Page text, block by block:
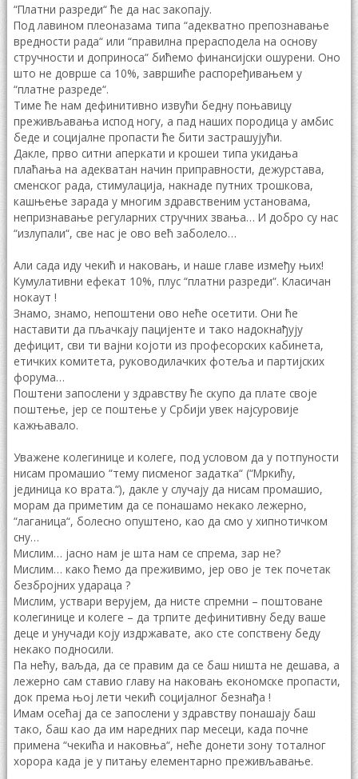
“Платни разреди“ ће да нас закопају.
Под лавином плеоназама типа “адекватно препознавање
вредности рада“ или “правилна прерасподела на основу
стручности и доприноса“ бићемо финансијски ошурени. Оно
што не доврше са 10%, завршиће распоређивањем у
“платне разреде“.
Тиме ће нам дефинитивно извући бедну поњавицу
преживљавања испод ногу, а пад наших породица у амбис
беде и социјалне пропасти ће бити застрашујући.
Дакле, прво ситни аперкати и крошеи типа укидања
плаћања на адекватан начин приправности, дежурстава,
сменског рада, стимулација, накнаде путних трошкова,
кашњење зарада у многим здравственим установама,
непризнавање регуларних стручних звања… И добро су нас
“излупали“, све нас је ово већ заболело…
Али сада иду чекић и наковањ, и наше главе између њих!
Кумулативни ефекат 10%, плус “платни разреди“. Класичан
нокаут !
Знамо, знамо, непоштени ово неће осетити. Они ће
наставити да пљачкају пацијенте и тако надокнађују
дефицит, сви ти вајни којоти из професорских кабинета,
етичких комитета, руководилачких фотеља и партијских
форума…
Поштени запослени у здравству ће скупо да плате своје
поштење, јер се поштење у Србији увек најсуровије
кажњавало.
Уважене колегинице и колеге, под условом да у потпуности
нисам промашио “тему писменог задатка“ (“Мркићу,
јединица ко врата.“), дакле у случају да нисам промашио,
морам да приметим да се понашамо некако лежерно,
“лаганица“, болесно опуштено, као да смо у хипнотичком
сну…
Мислим… јасно нам је шта нам се спрема, зар не?
Мислим… како ћемо да преживимо, јер ово је тек почетак
безбројних удараца ?
Мислим, уствари верујем, да нисте спремни – поштоване
колегинице и колеге – да трпите дефинитивну беду ваше
деце и унучади коју издржавате, ако сте сопствену беду
некако подносили.
Па нећу, ваљда, да се правим да се баш ништа не дешава, а
лежерно сам ставио главу на наковањ економске пропасти,
док према њој лети чекић социјалног безнађа !
Имам осећај да се запослени у здравству понашају баш
тако, баш као да им наредних пар месеци, када почне
примена “чекића и наковња“, неће донети зону тоталног
хорора када је у питању елементарно преживљавање.